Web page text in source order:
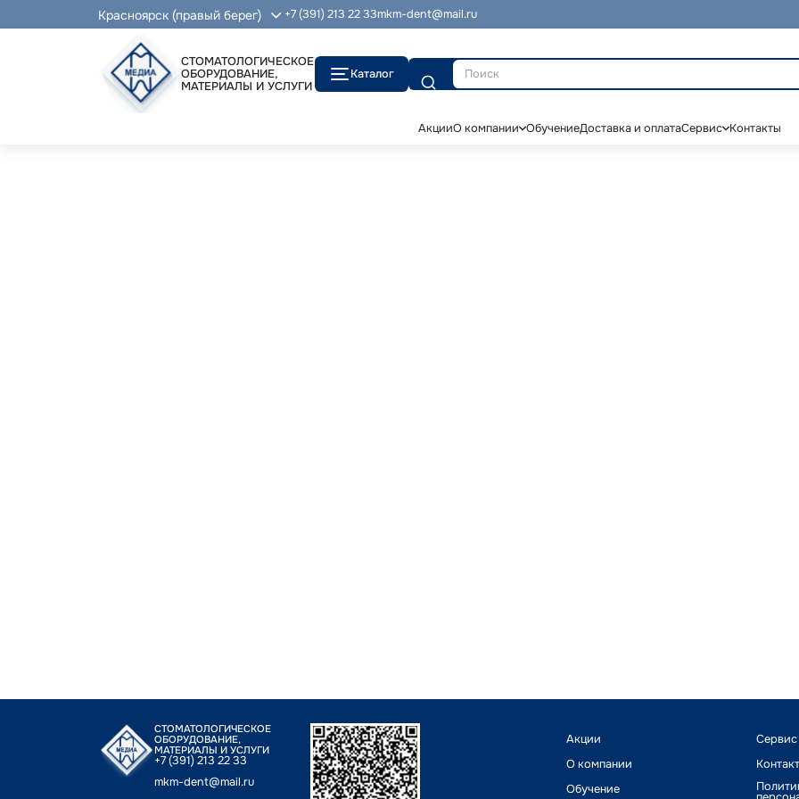
Красноярск (правый берег) +7 (391) 213 22 33mkm-dent@mail.ru
СТОМАТОЛОГИЧЕСКОЕ
ОБОРУДОВАНИЕ,
МАТЕРИАЛЫ И УСЛУГИ
Каталог
Поиск
АкцииО компании ОбучениеДоставка и оплатаСервис Контакты
СТОМАТОЛОГИЧЕСКОЕ
ОБОРУДОВАНИЕ,
МАТЕРИАЛЫ И УСЛУГИ
+7 (391) 213 22 33
mkm-dent@mail.ru
Акции
О компании
Обучение
Сервис